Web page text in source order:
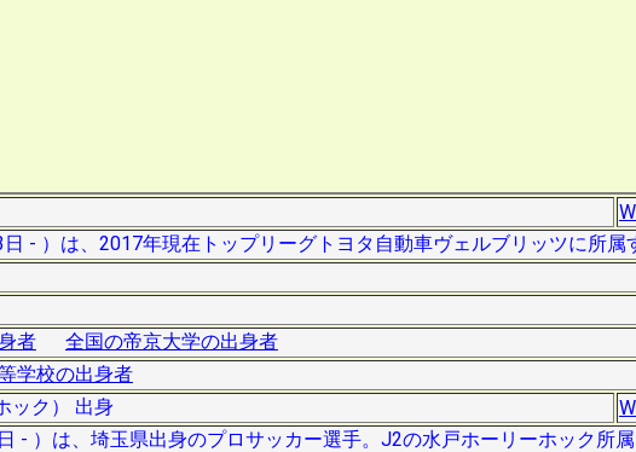
- ）は、2017年現在トップリーグトヨタ自動車ヴェルブリッツに所属
者
全国の帝京大学の出身者
学校の出身者
ク） 出身
- ）は、埼玉県出身のプロサッカー選手。J2の水戸ホーリーホック所属